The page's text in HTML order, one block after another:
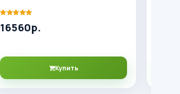
16560р.
Купить